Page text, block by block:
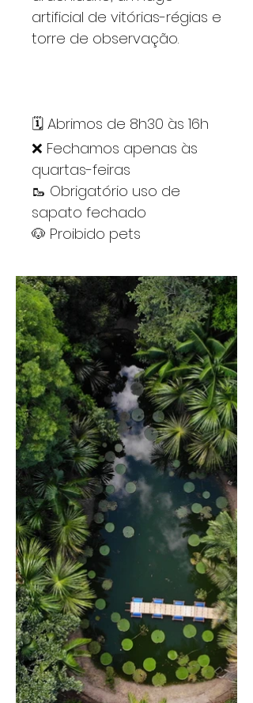
artificial de vitórias-régias e
torre de observação.
🗓 Abrimos de 8h30 às 16h
❌ Fechamos apenas às
quartas-feiras
🥾 Obrigatório uso de
sapato fechado
🐶 Proibido pets